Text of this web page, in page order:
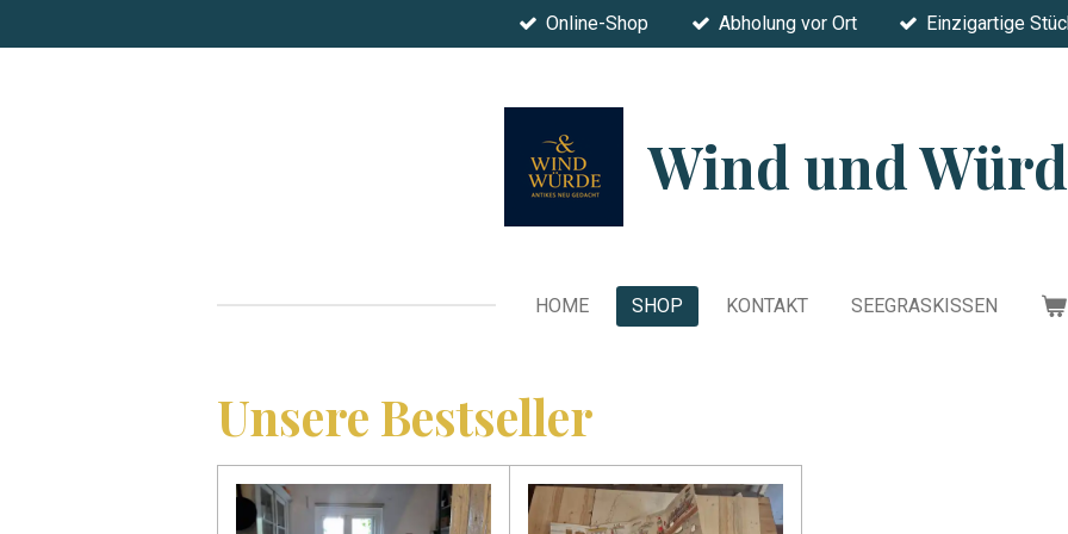
Hauptinhalt
Online-Shop Abholung vor Ort Einzigartige
Wind und
HOME SHOP KONTAKT SEEGRASKISSEN
Unsere Bestseller